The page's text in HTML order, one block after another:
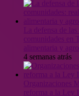
4 semanas atrás
Organizaciones